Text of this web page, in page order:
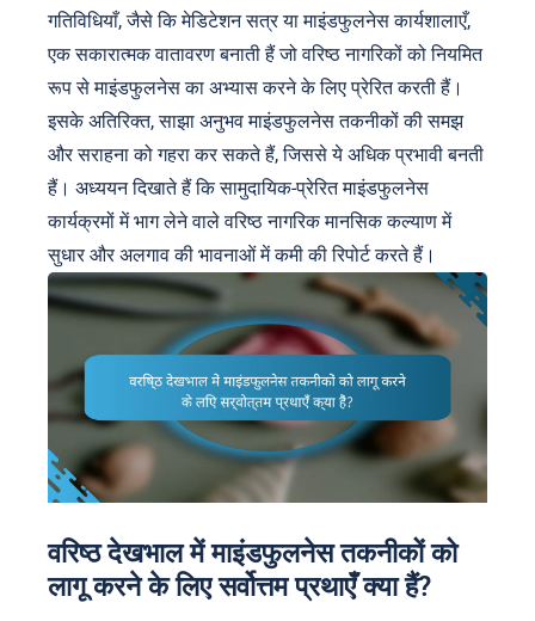
गतिविधियाँ, जैसे कि मेडिटेशन सत्र या माइंडफुलनेस कार्यशालाएँ,
एक सकारात्मक वातावरण बनाती हैं जो वरिष्ठ नागरिकों को नियमित
रूप से माइंडफुलनेस का अभ्यास करने के लिए प्रेरित करती हैं।
इसके अतिरिक्त, साझा अनुभव माइंडफुलनेस तकनीकों की समझ
और सराहना को गहरा कर सकते हैं, जिससे ये अधिक प्रभावी बनती
हैं। अध्ययन दिखाते हैं कि सामुदायिक-प्रेरित माइंडफुलनेस
कार्यक्रमों में भाग लेने वाले वरिष्ठ नागरिक मानसिक कल्याण में
सुधार और अलगाव की भावनाओं में कमी की रिपोर्ट करते हैं।
वरिष्ठ देखभाल में माइंडफुलनेस तकनीकों को
लागू करने के लिए सर्वोत्तम प्रथाएँ क्या हैं?